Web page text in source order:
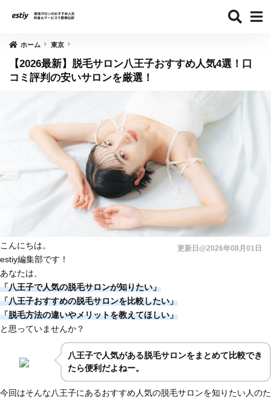
ホーム 東京
【2026最新】脱毛サロン八王子おすすめ人気4選！口
コミ評判の安いサロンを厳選！
更新日@2026年08月01日
こんにちは。
estiy編集部です！
あなたは、
「八王子で人気の脱毛サロンが知りたい」
「八王子おすすめの脱毛サロンを比較したい」
「脱毛方法の違いやメリットを教えてほしい」
と思っていませんか？
八王子で人気がある脱毛サロンをまとめて比較でき
たら便利だよねー。
今回はそんな八王子にあるおすすめ人気の脱毛サロンを知りたい人のた